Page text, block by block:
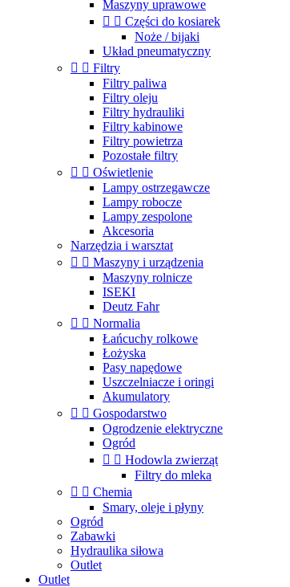
Maszyny uprawowe
  Części do kosiarek
Noże / bijaki
Układ pneumatyczny
  Filtry
Filtry paliwa
Filtry oleju
Filtry hydrauliki
Filtry kabinowe
Filtry powietrza
Pozostałe filtry
  Oświetlenie
Lampy ostrzegawcze
Lampy robocze
Lampy zespolone
Akcesoria
Narzędzia i warsztat
  Maszyny i urządzenia
Maszyny rolnicze
ISEKI
Deutz Fahr
  Normalia
Łańcuchy rolkowe
Łożyska
Pasy napędowe
Uszczelniacze i oringi
Akumulatory
  Gospodarstwo
Ogrodzenie elektryczne
Ogród
  Hodowla zwierząt
Filtry do mleka
  Chemia
Smary, oleje i płyny
Ogród
Zabawki
Hydraulika siłowa
Outlet
Outlet